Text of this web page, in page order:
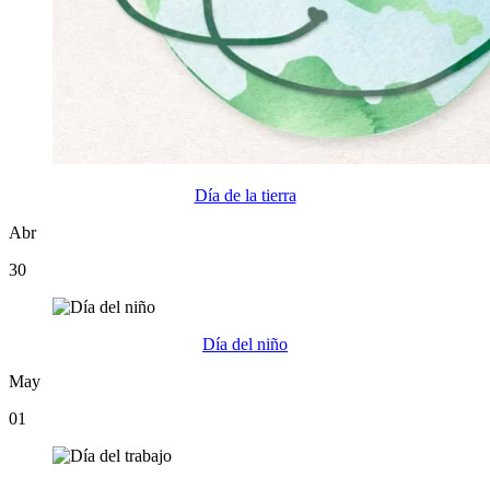
Día de la tierra
Abr
30
Día del niño
May
01